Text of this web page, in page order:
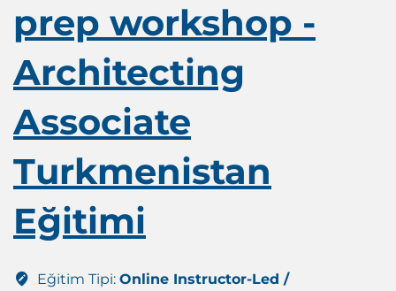
prep workshop -
Architecting
Associate
Turkmenistan
Eğitimi
Eğitim Tipi: Online Instructor-Led /